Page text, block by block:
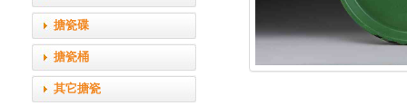
搪瓷碟
搪瓷桶
其它搪瓷